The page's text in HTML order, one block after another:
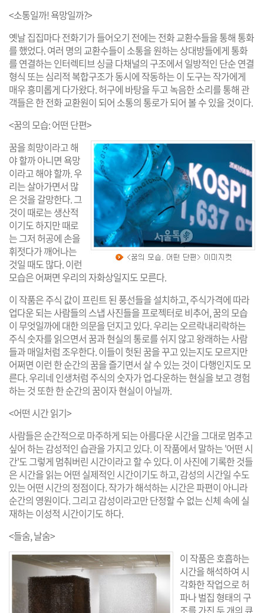
<소통일까! 욕망일까?>
옛날 집집마다 전화기가 들어오기 전에는 전화 교환수들을 통해 통화
를 했었다. 여러 명의 교환수들이 소통을 원하는 상대방들에게 통화
를 연결하는 인터렉티브 싱글 다채널의 구조에서 일방적인 단순 연결
형식 또는 심리적 복합구조가 동시에 작동하는 이 도구는 작가에게
매우 흥미롭게 다가왔다. 허구에 바탕을 두고 녹음한 소리를 통해 관
객들은 한 전화 교환원이 되어 소통의 통로가 되어 볼 수 있을 것이다.
<꿈의 모습: 어떤 단편>
꿈을 희망이라고 해
야 할까 아니면 욕망
이라고 해야 할까. 우
리는 살아가면서 많
은 것을 갈망한다. 그
것이 때로는 생산적
이기도 하지만 때로
는 그저 허공에 손을
휘젓다가 깨어나는
것일 때도 많다. 이런
모습은 어쩌면 우리의 자화상일지도 모른다.
이 작품은 주식 값이 프린트 된 풍선들을 설치하고, 주식가격에 따라
업다운 되는 사람들의 스냅 사진들을 프로젝터로 비추어, 꿈의 모습
이 무엇일까에 대한 의문을 던지고 있다. 우리는 오르락내리락하는
주식 숫자를 읽으면서 꿈과 현실의 통로를 쉬지 않고 왕래하는 사람
들과 매일처럼 조우한다. 이들이 헛된 꿈을 꾸고 있는지도 모르지만
어쩌면 이런 한 순간의 꿈을 즐기면서 살 수 있는 것이 다행인지도 모
른다. 우리네 인생처럼 주식의 숫자가 업-다운하는 현실을 보고 경험
하는 것 또한 한 순간의 꿈이자 현실이 아닐까.
<어떤 시간 읽기>
사람들은 순간적으로 마주하게 되는 아름다운 시간을 그대로 멈추고
싶어 하는 감성적인 습관을 가지고 있다. 이 작품에서 말하는 '어떤 시
간'도 그렇게 멈춰버린 시간이라고 할 수 있다. 이 사진에 기록한 것들
은 시간을 읽는 어떤 실제적인 시간이기도 하고, 감성의 시간일 수도
있는 어떤 시간의 정점이다. 작가가 해석하는 시간은 파편이 아니라
순간의 영원이다. 그리고 감성이라고만 단정할 수 없는 신체 속에 실
재하는 이성적 시간이기도 하다.
<들숨, 날숨>
이 작품은 호흡하는
시간을 해석하여 시
각화한 작업으로 허
파나 벌집 형태의 구
조를 가진 두 개의 큐